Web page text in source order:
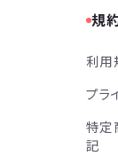
規
利用
プラ
特定
記